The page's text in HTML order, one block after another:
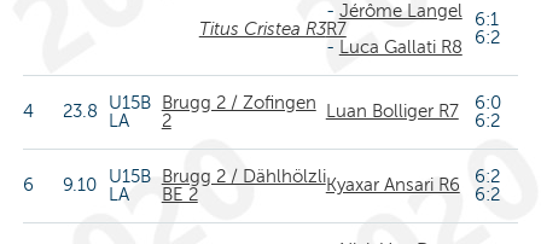
Titus Cristea R3
- Jérôme Langel
R7
-
Luca Gallati R8
6:1
6:2
4 23.8
U15B
LA
Brugg 2 / Zofingen
2
Luan Bolliger R7
6:0
6:2
6 9.10
U15B
LA
Brugg 2 / Dählhölzli
BE 2
Kyaxar Ansari R6
6:2
6:2